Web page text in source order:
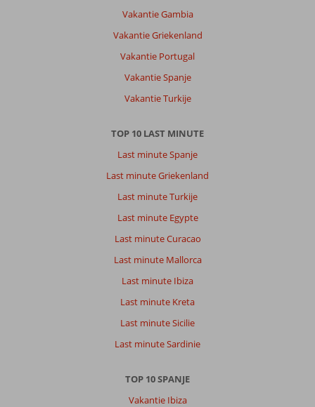
Vakantie Gambia
Vakantie Griekenland
Vakantie Portugal
Vakantie Spanje
Vakantie Turkije
TOP 10 LAST MINUTE
Last minute Spanje
Last minute Griekenland
Last minute Turkije
Last minute Egypte
Last minute Curacao
Last minute Mallorca
Last minute Ibiza
Last minute Kreta
Last minute Sicilie
Last minute Sardinie
TOP 10 SPANJE
Vakantie Ibiza